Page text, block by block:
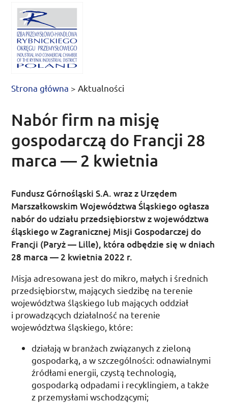
Strona główna > Aktualności
Nabór firm na misję
gospodarczą do Francji 28
marca — 2 kwietnia
Fundusz Górnośląski S.A. wraz z Urzędem
Marszałkowskim Województwa Śląskiego ogłasza
nabór do udziału przedsiębiorstw z województwa
śląskiego w Zagranicznej Misji Gospodarczej do
Francji (Paryż — Lille), która odbędzie się w dniach
28 marca — 2 kwietnia 2022 r.
Misja adresowana jest do mikro, małych i średnich
przedsiębiorstw, mających siedzibę na terenie
województwa śląskiego lub mających oddział
i prowadzących działalność na terenie
województwa śląskiego, które:
działają w branżach związanych z zieloną
gospodarką, a w szczególności: odnawialnymi
źródłami energii, czystą technologią,
gospodarką odpadami i recyklingiem, a także
z przemysłami wschodzącymi;